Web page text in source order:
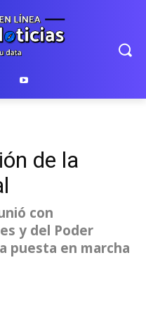
de la
con
y del Poder
puesta en marcha